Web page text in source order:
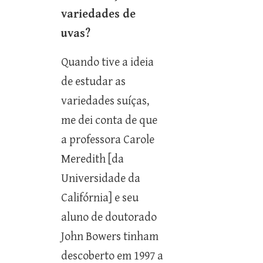
variedades de
uvas?
Quando tive a ideia
de estudar as
variedades suíças,
me dei conta de que
a professora Carole
Meredith [da
Universidade da
Califórnia] e seu
aluno de doutorado
John Bowers tinham
descoberto em 1997 a